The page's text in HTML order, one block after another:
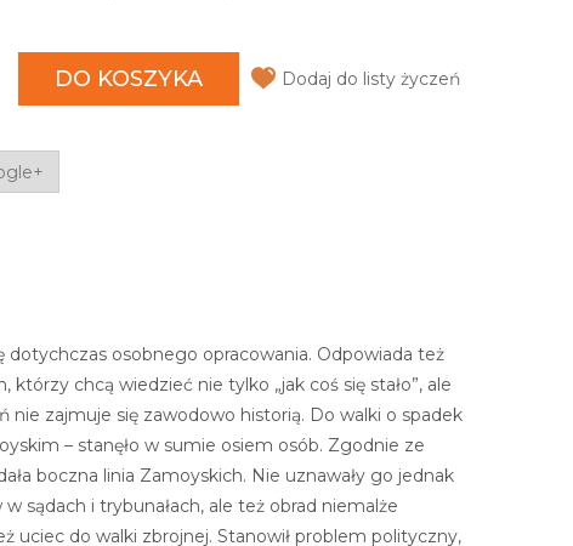
DO KOSZYKA Dodaj do listy życzeń
dotychczas osobnego opracowania. Odpowiada też
chcą wiedzieć nie tylko „jak coś się stało”, ale
nie zajmuje się zawodowo historią. Do walki o spadek
– stanęło w sumie osiem osób. Zgodnie ze
boczna linia Zamoyskich. Nie uznawały go jednak
sądach i trybunałach, ale też obrad niemalże
uciec do walki zbrojnej. Stanowił problem polityczny,